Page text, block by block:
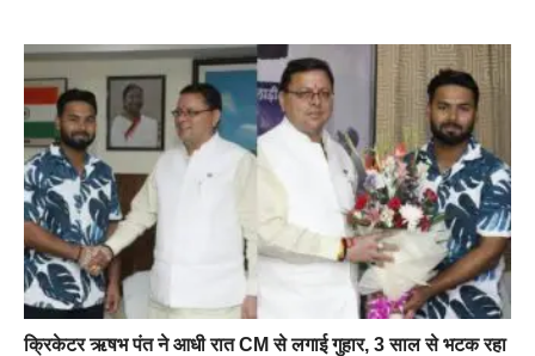
क्रिकेटर ऋषभ पंत ने आधी रात CM से लगाई गुहार, 3 साल से भटक रहा